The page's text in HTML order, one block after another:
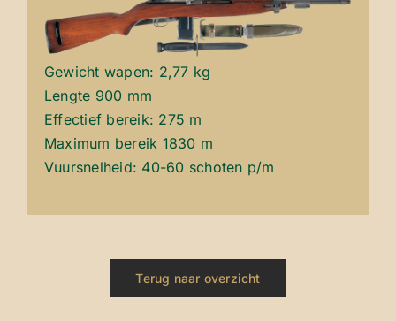
Gewicht wapen: 2,77 kg
Lengte 900 mm
Effectief bereik: 275 m
Maximum bereik 1830 m
Vuursnelheid: 40-60 schoten p/m
Terug naar overzicht